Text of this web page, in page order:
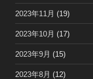
2023年11月 (19)
2023年10月 (17)
2023年9月 (15)
2023年8月 (12)